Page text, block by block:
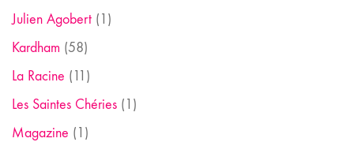
Julien Agobert (1)
Kardham (58)
La Racine (11)
Les Saintes Chéries (1)
Magazine (1)